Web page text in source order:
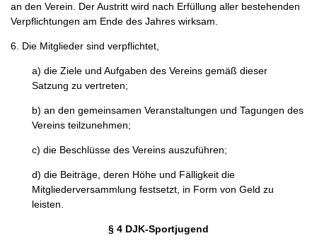
an den Verein. Der Austritt wird nach Erfüllung aller bestehenden
Verpflichtungen am Ende des Jahres wirksam.
6. Die Mitglieder sind verpflichtet,
a) die Ziele und Aufgaben des Vereins gemäß dieser
Satzung zu vertreten;
b) an den gemeinsamen Veranstaltungen und Tagungen des
Vereins teilzunehmen;
c) die Beschlüsse des Vereins auszuführen;
d) die Beiträge, deren Höhe und Fälligkeit die
Mitgliederversammlung festsetzt, in Form von Geld zu
leisten.
§ 4 DJK-Sportjugend